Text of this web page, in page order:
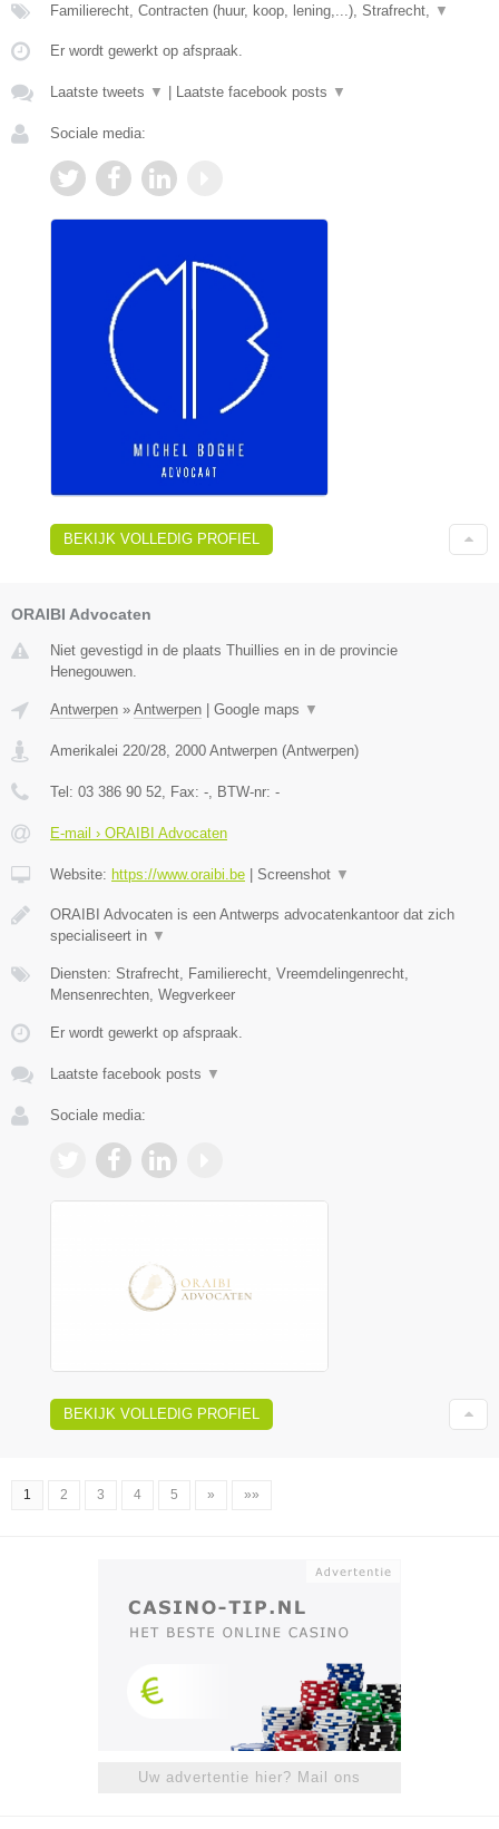
Familierecht, Contracten (huur, koop, lening,...), Strafrecht, ▼
Er wordt gewerkt op afspraak.
Laatste tweets ▼ | Laatste facebook posts ▼
Sociale media:
BEKIJK VOLLEDIG PROFIEL
ORAIBI Advocaten
Niet gevestigd in de plaats Thuillies en in de provincie
Henegouwen.
Antwerpen » Antwerpen | Google maps ▼
Amerikalei 220/28 2000 Antwerpen (Antwerpen)
Tel: 03 386 90 52 , Fax: - , BTW-nr: -
E-mail › ORAIBI Advocaten
Website: https://www.oraibi.be | Screenshot ▼
ORAIBI Advocaten is een Antwerps advocatenkantoor dat zich
specialiseert in ▼
Diensten: Strafrecht, Familierecht, Vreemdelingenrecht,
Mensenrechten, Wegverkeer
Er wordt gewerkt op afspraak.
Laatste facebook posts ▼
Sociale media:
BEKIJK VOLLEDIG PROFIEL
1 2 3 4 5 » »»
Uw advertentie hier? Mail ons